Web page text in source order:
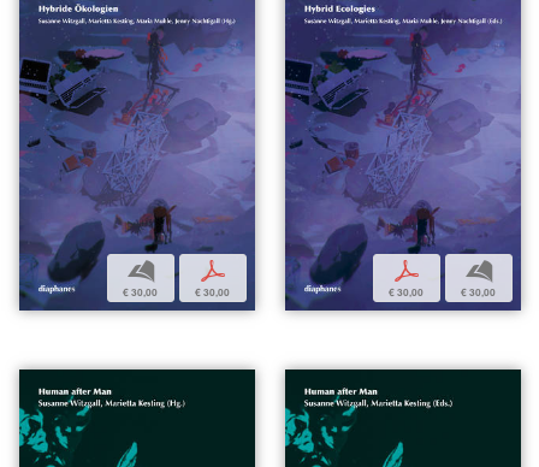
b
€ 30,00
p
€ 30,00
p
€ 30,00
b
€ 30,00